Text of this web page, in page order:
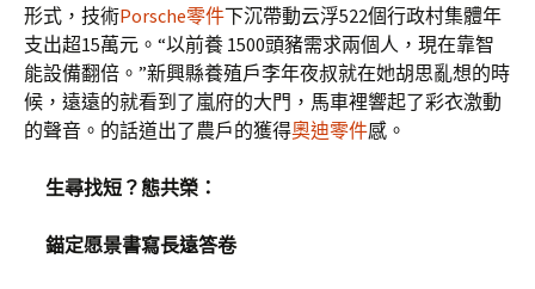
形式，技術Porsche零件下沉帶動云浮522個行政村集體年
支出超15萬元。“以前養 1500頭豬需求兩個人，現在靠智
能設備翻倍。”新興縣養殖戶李年夜叔就在她胡思亂想的時
候，遠遠的就看到了嵐府的大門，馬車裡響起了彩衣激動
的聲音。的話道出了農戶的獲得奧迪零件感。
生尋找短？態共榮：
錨定愿景書寫長遠答卷